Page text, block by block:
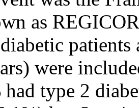
as
patients
were
had type 2